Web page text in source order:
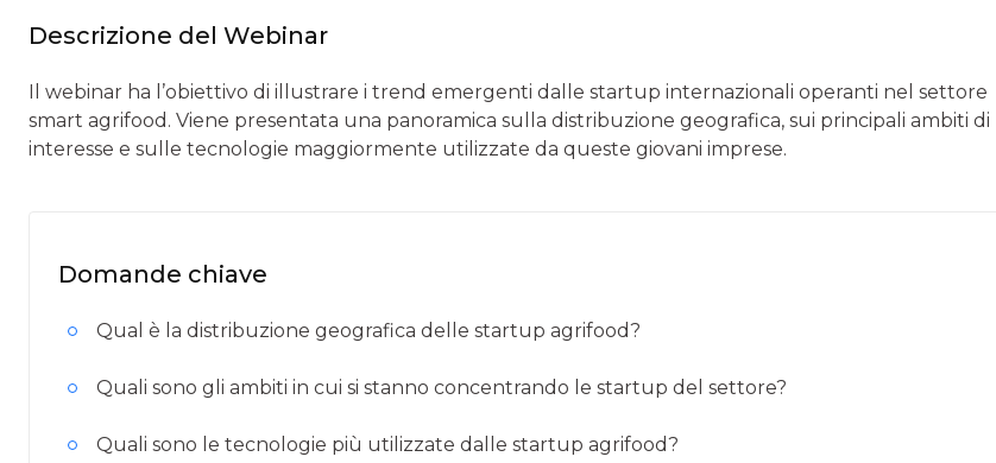
Descrizione del Webinar
Il webinar ha l’obiettivo di illustrare i trend emergenti dalle startup internazionali operanti nel settore
smart agrifood. Viene presentata una panoramica sulla distribuzione geografica, sui principali ambiti di
interesse e sulle tecnologie maggiormente utilizzate da queste giovani imprese.
Domande chiave
Qual è la distribuzione geografica delle startup agrifood?
Quali sono gli ambiti in cui si stanno concentrando le startup del settore?
Quali sono le tecnologie più utilizzate dalle startup agrifood?